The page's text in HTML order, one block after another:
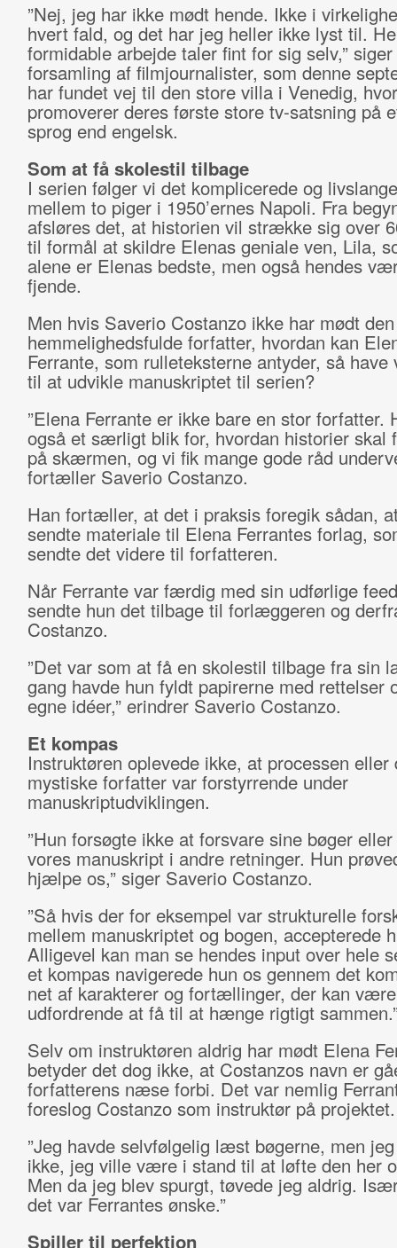
”Nej, jeg har ikke mødt hende. Ikke i
hvert fald, og det har jeg heller ikke lyst til.
formidable arbejde taler fint for sig selv,”
forsamling af filmjournalister, som denne
har fundet vej til den store villa i Venedig,
promoverer deres første store tv-satsning på
sprog end engelsk.
Som at få skolestil tilbage
I serien følger vi det komplicerede og
mellem to piger i 1950’ernes Napoli. Fra
afsløres det, at historien vil strække sig over
til formål at skildre Elenas geniale ven, Lila,
alene er Elenas bedste, men også hendes
fjende.
Men hvis Saverio Costanzo ikke har mødt den
hemmelighedsfulde forfatter, hvordan kan
Ferrante, som rulleteksterne antyder, så
til at udvikle manuskriptet til serien?
”Elena Ferrante er ikke bare en stor forfatter.
også et særligt blik for, hvordan historier
på skærmen, og vi fik mange gode råd
fortæller Saverio Costanzo.
Han fortæller, at det i praksis foregik sådan,
sendte materiale til Elena Ferrantes forlag,
sendte det videre til forfatteren.
Når Ferrante var færdig med sin udførlige
sendte hun det tilbage til forlæggeren og
Costanzo.
”Det var som at få en skolestil tilbage fra sin
gang havde hun fyldt papirerne med rettelser
egne idéer,” erindrer Saverio Costanzo.
Et kompas
Instruktøren oplevede ikke, at processen eller
mystiske forfatter var forstyrrende under
manuskriptudviklingen.
”Hun forsøgte ikke at forsvare sine bøger
vores manuskript i andre retninger. Hun
hjælpe os,” siger Saverio Costanzo.
”Så hvis der for eksempel var strukturelle
mellem manuskriptet og bogen, accepterede
Alligevel kan man se hendes input over hele
et kompas navigerede hun os gennem det
net af karakterer og fortællinger, der kan være
udfordrende at få til at hænge rigtigt
Selv om instruktøren aldrig har mødt Elena
betyder det dog ikke, at Costanzos navn er
forfatterens næse forbi. Det var nemlig
foreslog Costanzo som instruktør på projektet.
”Jeg havde selvfølgelig læst bøgerne, men
ikke, jeg ville være i stand til at løfte den her
Men da jeg blev spurgt, tøvede jeg aldrig.
det var Ferrantes ønske.”
Spiller til perfektion